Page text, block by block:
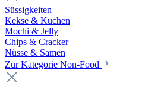
Süssigkeiten
Kekse & Kuchen
Mochi & Jelly
Chips & Cracker
Nüsse & Samen
Zur Kategorie Non-Food